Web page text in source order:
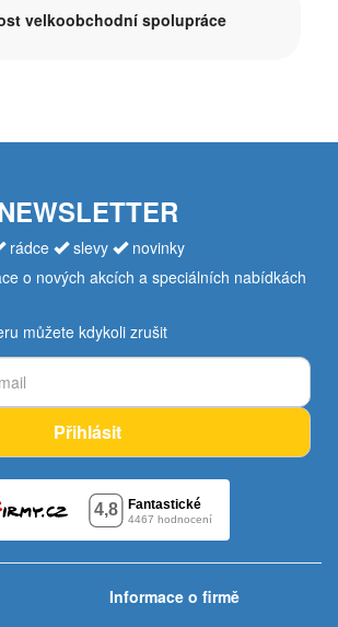
velkoobchodní spolupráce
rádce slevy
novinky
o nových akcích a speciálních nabídkách
můžete kdykoli zrušit
Přihlásit
Informace o firmě